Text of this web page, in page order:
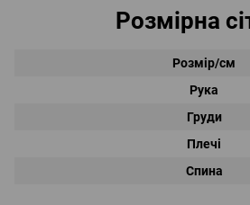
Розмірна
Розмір/см
Рука
Груди
Плечі
Спина